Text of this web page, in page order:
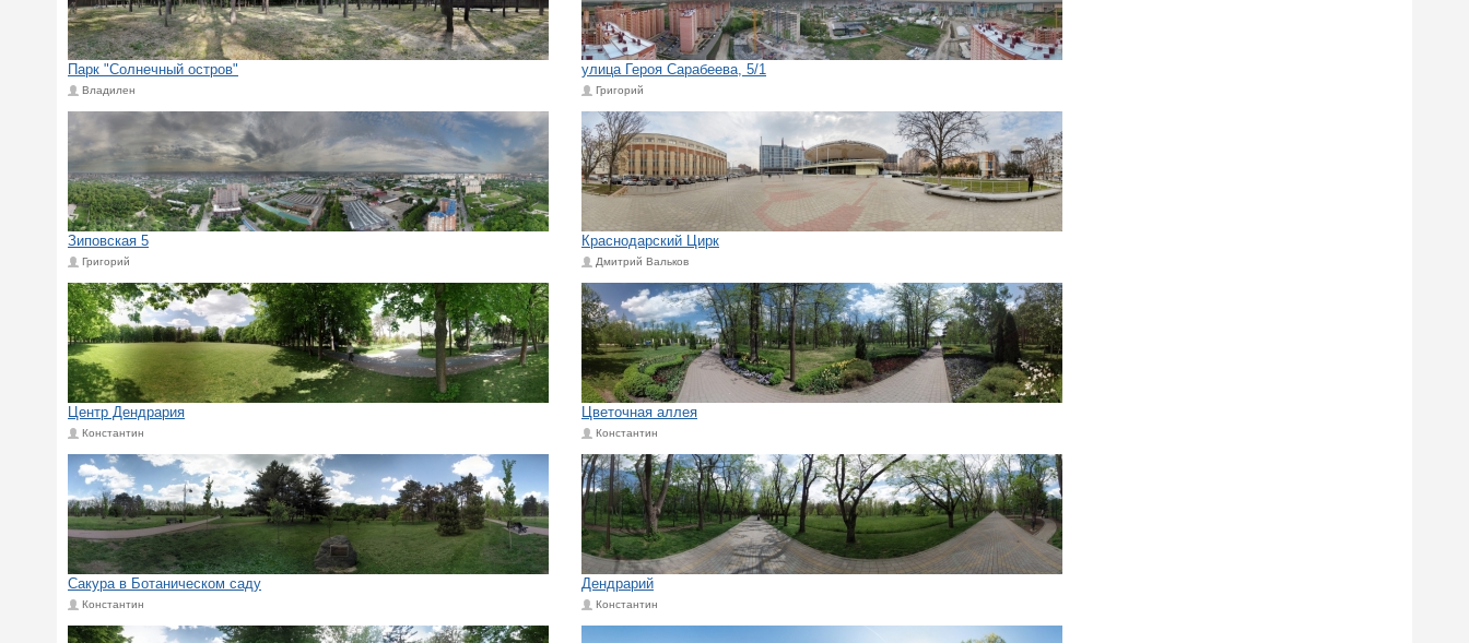
Парк "Солнечный остров"
Владилен
улица Героя Сарабеева, 5/1
Григорий
Зиповская 5
Григорий
Краснодарский Цирк
Дмитрий Вальков
Центр Дендрария
Константин
Цветочная аллея
Константин
Cакура в Ботаническом саду
Константин
Дендрарий
Константин